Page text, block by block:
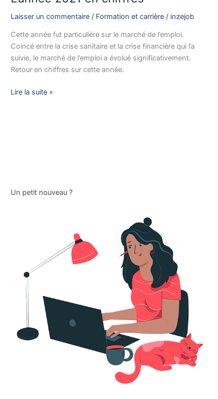
Laisser un commentaire / Formation et carrière / inzejob
Cette année fut particulière sur le marché de l’emploi.
Coincé entre la crise sanitaire et la crise financière qui l’a
suivie, le marché de l’emploi a évolué significativement.
Retour en chiffres sur cette année.
Lire la suite »
Un petit nouveau ?